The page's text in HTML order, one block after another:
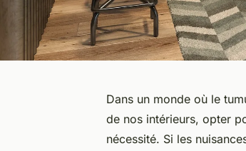
Dans un monde où le
de nos intérieurs, opter
nécessité. Si les